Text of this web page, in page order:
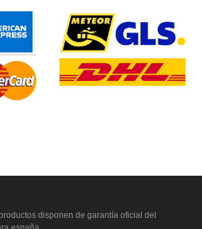
disponen de garantía oficial del